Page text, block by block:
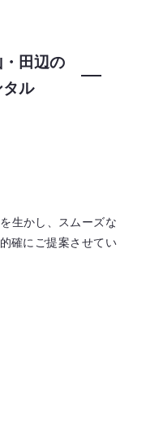
田辺の
ル
生かし、スムーズな
確にご提案させてい